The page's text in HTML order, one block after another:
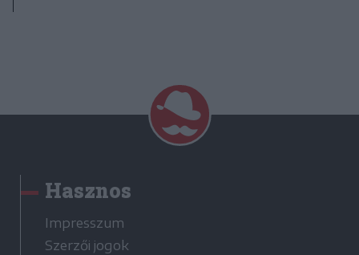
Hasznos
Impresszum
Szerzői jogok